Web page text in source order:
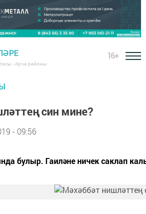
- Арча районы
16+
син мине?
- 09:56
булыр. Гаиләне ничек саклап